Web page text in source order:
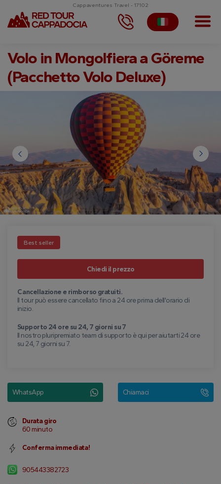
Cappaventures Travel - 17102
Volo in Mongolfiera a Göreme
(Pacchetto Volo Deluxe)
Best seller
Chiedi il prezzo
Cancellazione e rimborso gratuiti.
Il tour può essere cancellato fino a 24 ore prima dell'orario di
inizio.
Supporto 24 ore su 24, 7 giorni su 7
Il nostro pluripremiato team di supporto è qui per aiutarti 24 ore
su 24, 7 giorni su 7.
WhatsApp Chiamaci
Durata giro
60 minuto
Conferma immediata!
905443382723